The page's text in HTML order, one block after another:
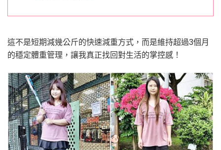
這不是短期減幾公斤的快速減重方式，而是維持超過3個月
的穩定體重管理，讓我真正找回對生活的掌控感！